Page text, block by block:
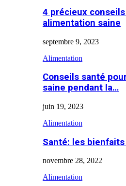
4 précieux
alimentation saine
septembre 9, 2023
Alimentation
Conseils santé
saine pendant la…
juin 19, 2023
Alimentation
Santé: les bienfaits
novembre 28, 2022
Alimentation